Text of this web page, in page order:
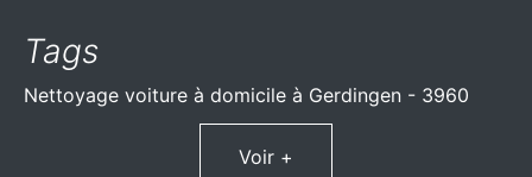
Tags
Nettoyage voiture à domicile à Gerdingen - 3960
Voir +